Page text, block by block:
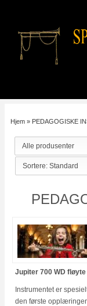
Hjem » PEDAGOGISKE
Jupiter 700 WD
Instrumentet er
den første